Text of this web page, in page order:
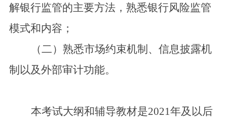
解银行监管的主要方法，熟悉银行风险监管
模式和内容；
（二）熟悉市场约束机制、信息披露机
制以及外部审计功能。
本考试大纲和辅导教材是2021年及以后